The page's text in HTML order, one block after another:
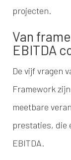
projecten.
Van
EBITDA
De vijf vragen
Framework
meetbare
prestaties, die
EBITDA.